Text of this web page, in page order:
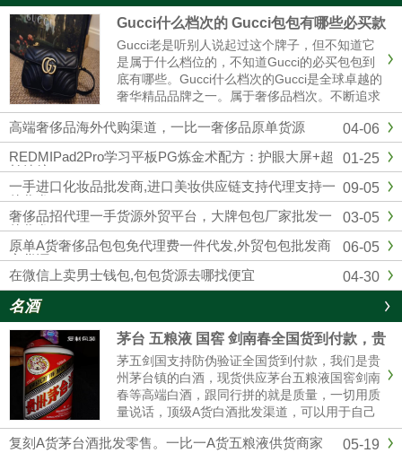
Gucci什么档次的 Gucci包包有哪些必买款
Gucci老是听别人说起过这个牌子，但不知道它
是属于什么档位的，不知道Gucci的必买包包到
底有哪些。Gucci什么档次的Gucci是全球卓越的
奢华精品品牌之一。属于奢侈品档次。不断追求
革新与卓越，以独有的现代视野重新演绎与影响
时尚演进。古驰在创作总监亚力山卓·米开理全
新视角的引......
04-06
高端奢侈品海外代购渠道，一比一奢侈品原单货源
01-25
REDMIPad2Pro学习平板PG炼金术配方：护眼大屏+超
长续航
09-05
一手进口化妆品批发商,进口美妆供应链支持代理支持一
件代发
03-05
奢侈品招代理一手货源外贸平台，大牌包包厂家批发一
件代发
06-05
原单A货奢侈品包包免代理费一件代发,外贸包包批发商
家货源
04-30
在微信上卖男士钱包,包包货源去哪找便宜
名酒
茅台 五粮液 国窖 剑南春全国货到付款，贵
州茅台全系列厂家批发
茅五剑国支持防伪验证全国货到付款，我们是贵
州茅台镇的白酒，现货供应茅台五粮液国窖剑南
春等高端白酒，跟同行拼的就是质量，一切用质
量说话，顶级A货白酒批发渠道，可以用于自己
收藏，可以用来送礼，可以用于请客宴请，可以
用于自饮，可以用来转卖，欢迎实体店和电商带
05-19
复刻A货茅台酒批发零售。一比一A货五粮液供货商家